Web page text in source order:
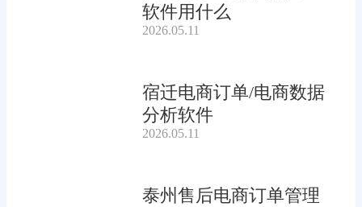
软件用什么
2026.05.11
宿迁电商订单/电商数据
分析软件
2026.05.11
泰州售后电商订单管理